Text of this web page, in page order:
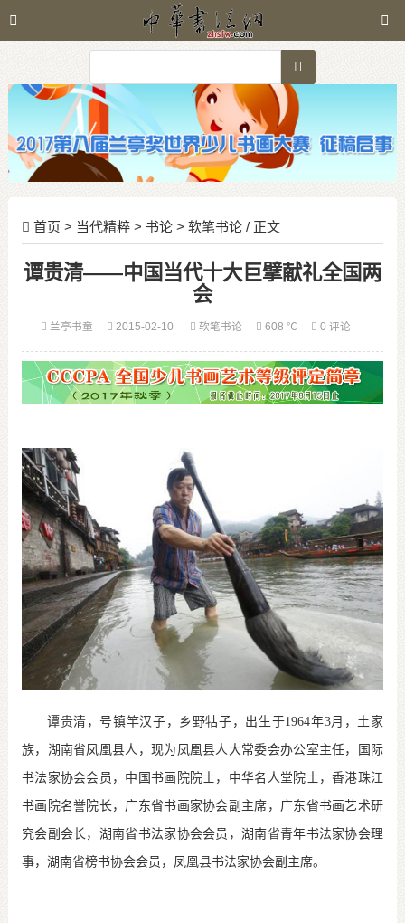
首页 > 当代精粹> 书论> 软笔书论/ 正文
谭贵清——中国当代十大巨擘献礼全国两
会
兰亭书童 2015-02-10 软笔书论 608 ℃ 0 评论
谭贵清，号镇竿汉子，乡野牯子，出生于1964年3月，土家
族，湖南省凤凰县人，现为凤凰县人大常委会办公室主任，国际
书法家协会会员，中国书画院院士，中华名人堂院士，香港珠江
书画院名誉院长，广东省书画家协会副主席，广东省书画艺术研
究会副会长，湖南省书法家协会会员，湖南省青年书法家协会理
事，湖南省榜书协会会员，凤凰县书法家协会副主席。